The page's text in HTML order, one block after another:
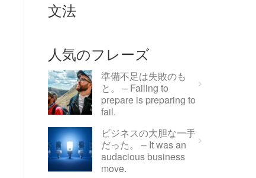
文法
人気のフレーズ
準備不足は失敗のも
と。 – Failing to
prepare is preparing to
fail.
ビジネスの大胆な一手
だった。 – It was an
audacious business
move.